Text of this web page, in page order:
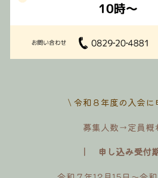
\ 令和８年度の入会に
募集人数→定員概
｜　申し込み受付